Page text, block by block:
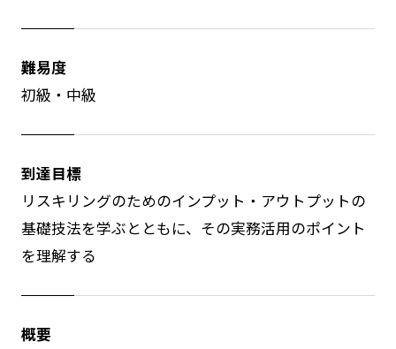
難易度
初級・中級
到達目標
リスキリングのためのインプット・アウトプットの
基礎技法を学ぶとともに、その実務活用のポイント
を理解する
概要